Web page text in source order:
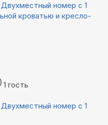
Двухместный номер с 1
кроватью и кресло-
1 гость
Двухместный номер с 1